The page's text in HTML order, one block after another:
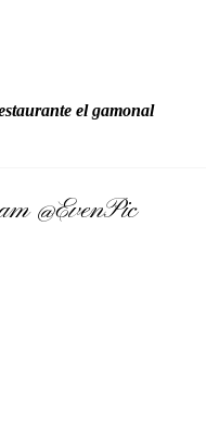
el gamonal
@EvenPic